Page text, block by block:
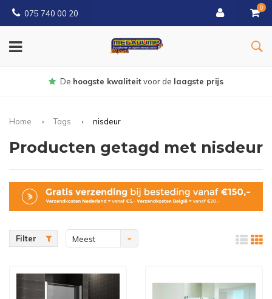
075 740 00 20
0
Gratisbezorgd vanaf € 150
Home Tags nisdeur
Producten getagd met nisdeur
Filter
Meest